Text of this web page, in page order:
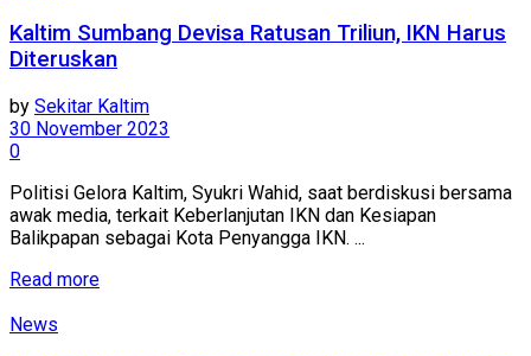
Kaltim Sumbang Devisa Ratusan Triliun, IKN Harus
Diteruskan
by Sekitar Kaltim
30 November 2023
0
Politisi Gelora Kaltim, Syukri Wahid, saat berdiskusi bersama
awak media, terkait Keberlanjutan IKN dan Kesiapan
Balikpapan sebagai Kota Penyangga IKN. ...
Read more
News